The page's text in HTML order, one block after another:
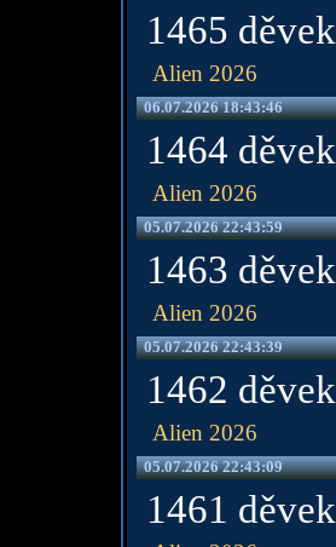
1465 děvek
Alien 2026
06.07.2026 18:43:46
1464 děvek
Alien 2026
05.07.2026 22:43:59
1463 děvek
Alien 2026
05.07.2026 22:43:39
1462 děvek
Alien 2026
05.07.2026 22:43:09
1461 děvek